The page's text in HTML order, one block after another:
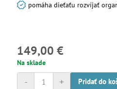
pomáha dieťaťu rozvíjať
149,00 €
Na sklade
+
- Pridať do